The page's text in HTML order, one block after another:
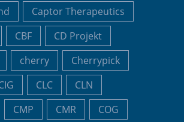
Captor Therapeutics
CBF
CD Projekt
cherry
Cherrypick
CLC
CLN
CMP CMR
COG